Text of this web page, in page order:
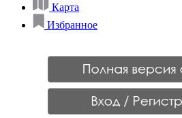
Карта
Избранное